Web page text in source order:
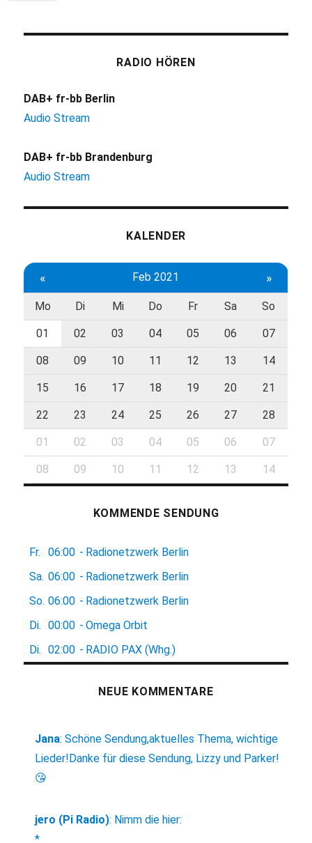
RADIO HÖREN
DAB+ fr-bb Berlin
Audio Stream
DAB+ fr-bb Brandenburg
Audio Stream
KALENDER
« Feb 2021 »
Mo Di Mi Do Fr Sa So
01 02 03 04 05 06 07
08 09 10 11 12 13 14
15 16 17 18 19 20 21
22 23 24 25 26 27 28
01 02 03 04 05 06 07
08 09 10 11 12 13 14
KOMMENDE SENDUNG
Fr. 06:00 - Radionetzwerk Berlin
Sa. 06:00 - Radionetzwerk Berlin
So. 06:00 - Radionetzwerk Berlin
Di.
00:00 - Omega Orbit
Di.
02:00 - RADIO PAX (Whg.)
NEUE KOMMENTARE
Jana:Schöne Sendung,aktuelles Thema, wichtige
Lieder!Danke für diese Sendung, Lizzy und Parker!
😘
jero (Pi Radio): Nimm die hier:
*